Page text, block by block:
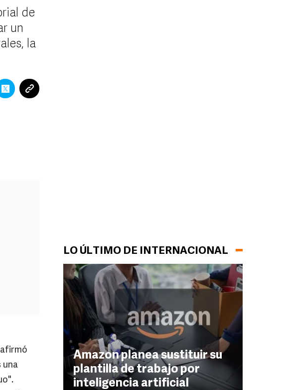
LO ÚLTIMO DE INTERNACIONAL
Amazon planea sustituir su
plantilla de trabajo por
inteligencia artificial
de
un
la
una